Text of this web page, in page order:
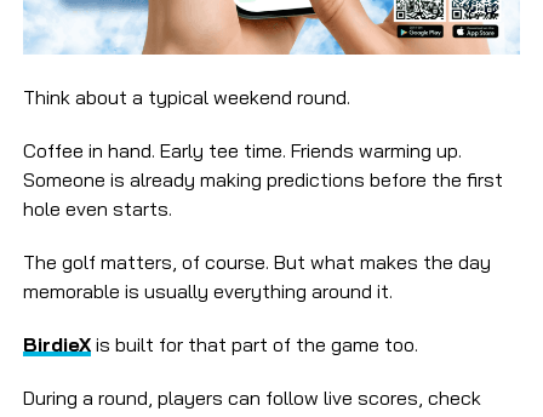
Think about a typical weekend round.
Coffee in hand. Early tee time. Friends warming up.
Someone is already making predictions before the first
hole even starts.
The golf matters, of course. But what makes the day
memorable is usually everything around it.
BirdieXis built for that part of the game too.
During a round, players can follow live scores, check